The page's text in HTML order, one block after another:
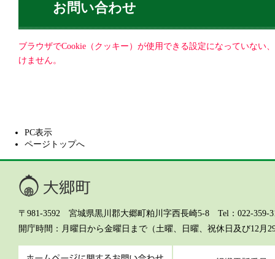
お問い合わせ
ブラウザでCookie（クッキー）が使用できる設定になっていない
けません。
PC表示
ページトップへ
〒981-3592 宮城県黒川郡大郷町粕川字西長崎5-8 Tel：022-359-
開庁時間
月曜日から金曜日まで（土曜、日曜、祝休日及び12月